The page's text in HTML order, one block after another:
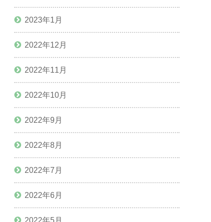
2023年1月
2022年12月
2022年11月
2022年10月
2022年9月
2022年8月
2022年7月
2022年6月
2022年5月